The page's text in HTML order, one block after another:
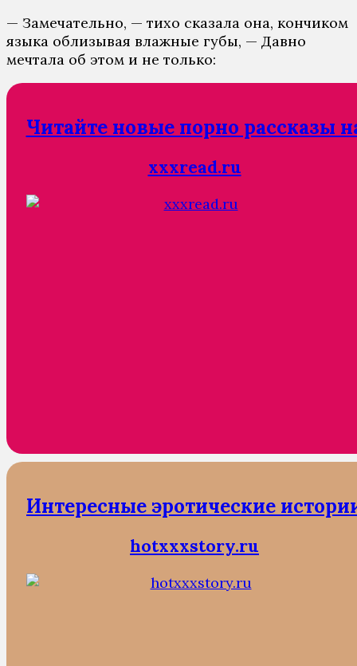
— Замечательно, — тихо сказала она, кончиком
языка облизывая влажные губы, — Давно
мечтала об этом и не только:
Читайте новые порно рассказы
xxxread.ru
Интересные эротические
hotxxxstory.ru